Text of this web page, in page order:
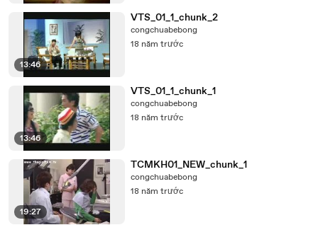
13:46
VTS_01_1_chunk_2
congchuabebong
18 năm trước
13:46
VTS_01_1_chunk_1
congchuabebong
18 năm trước
19:27
TCMKH01_NEW_chunk_1
congchuabebong
18 năm trước